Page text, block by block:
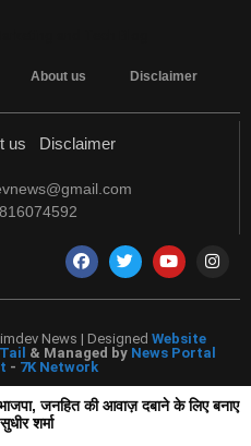
About us Disclaimer
us Disclaimer
News | Designed Website
& Managed by News Portal
- 7K Network
जनहित की आवाज़ दबाने के लिए बनाए
शर्मा